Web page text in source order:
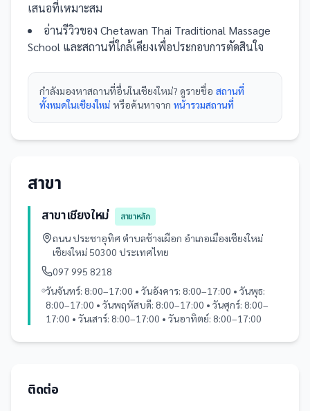
เสนอที่เหมาะสม
อ่านรีวิวของ Chetawan Thai Traditional Massage
School และสถานที่ใกล้เคียงเพื่อประกอบการตัดสินใจ
กำลังมองหาสถานที่อื่นในเชียงใหม่? ดูรายชื่อ สถานที่
ทั้งหมดในเชียงใหม่ หรือค้นหาจาก หน้ารวมสถานที่
สาขา
สาขาเชียงใหม่
สาขาหลัก
ถนน ประชาอุทิศ ตำบลช้างเผือก อำเภอเมืองเชียงใหม่
เชียงใหม่ 50300 ประเทศไทย
097 995 8218
วันจันทร์: 8:00–17:00 • วันอังคาร: 8:00–17:00 • วันพุธ:
8:00–17:00 • วันพฤหัสบดี: 8:00–17:00 • วันศุกร์: 8:00–
17:00 • วันเสาร์: 8:00–17:00 • วันอาทิตย์: 8:00–17:00
ติดต่อ